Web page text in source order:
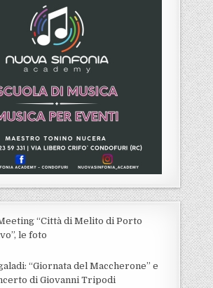
“Città di Melito di Porto
le foto
“Giornata del Maccherone” e
di Giovanni Tripodi